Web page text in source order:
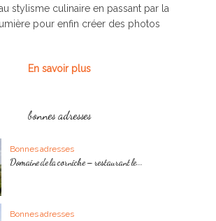
stylisme culinaire en passant par la
pour enfin créer des photos
En savoir plus
bonnes adresses
Bonnes adresses
Domaine de la corniche – restaurant le...
Bonnes adresses